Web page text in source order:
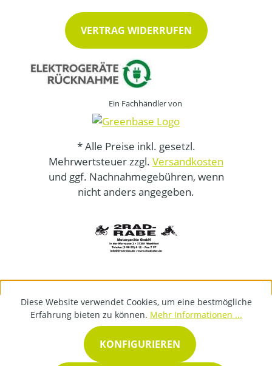
VERTRAG WIDERRUFEN
Ein Fachhändler von
* Alle Preise inkl. gesetzl.
Mehrwertsteuer zzgl. Versandkosten
und ggf. Nachnahmegebühren, wenn
nicht anders angegeben.
Diese Website verwendet Cookies, um eine bestmögliche
Erfahrung bieten zu können. Mehr Informationen ...
KONFIGURIEREN